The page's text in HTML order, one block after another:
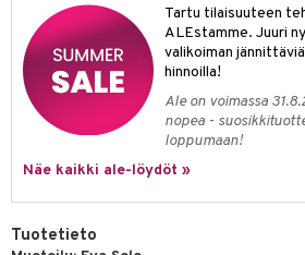
Tartu tilaisuuteen
ALEstamme. Juuri
valikoiman
hinnoilla!
Ale on voimassa
nopea -
loppumaan!
Näe kaikki ale-löydöt »
Tuotetieto
sisustus
tarvikkeita
tekstiilit
koristelu
säilytys
Saalit
& Koukut